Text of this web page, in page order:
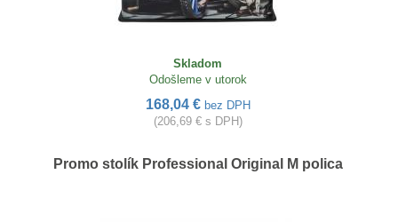
Skladom
Odošleme v utorok
168,04 € bez DPH
(206,69 € s DPH)
Promo stolík Professional Original M polica